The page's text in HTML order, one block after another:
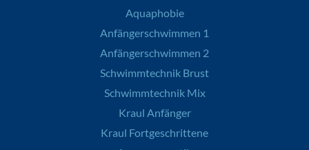
Aquaphobie
Anfängerschwimmen 1
Anfängerschwimmen 2
Schwimmtechnik Brust
Schwimmtechnik Mix
Kraul Anfänger
Kraul Fortgeschrittene